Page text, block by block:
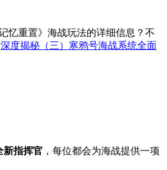
忆重置》海战玩法的详细信息？不
深度揭秘（三）寒鸦号海战系统全面
新指挥官 ，每位都会为海战提供一项